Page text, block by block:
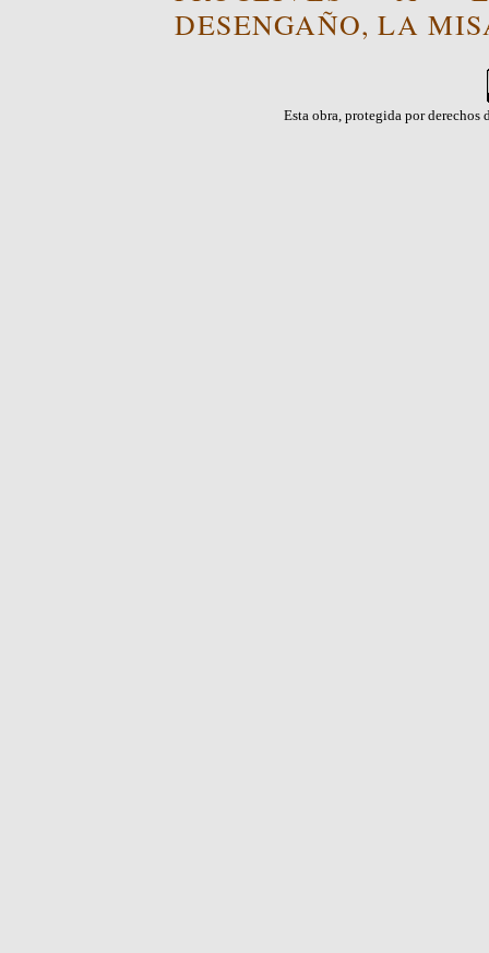
DESENGAÑO, LA
Esta obra, protegida por derechos